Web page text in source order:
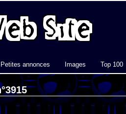
Petites annonces Images Top 100